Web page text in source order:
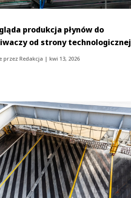
produkcja płynów do
od strony technologicznej
przezRedakcja | kwi 13, 2026